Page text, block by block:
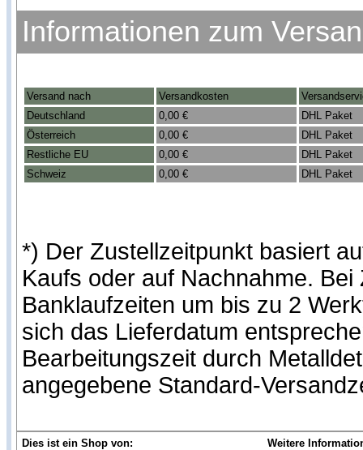
Informationen zum
Versand nach Versandkosten
Deutschland
0,00 €
DHL Paket
Österreich
0,00 €
DHL Paket
Restliche EU
0,00 €
DHL Paket
Schweiz
0,00 € DHL Paket
*) Der Zustellzeitpunkt basiert
Kaufs oder auf Nachnahme.
Banklaufzeiten um bis zu 2
sich das Lieferdatum
Bearbeitungszeit durch
angegebene Standard-
Dies ist ein Shop von:
Weitere